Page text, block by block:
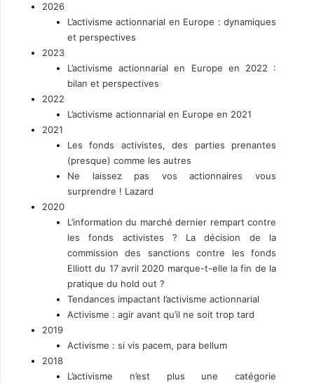
2026
L’activisme actionnarial en Europe : dynamiques
et perspectives
2023
L’activisme actionnarial en Europe en 2022 :
bilan et perspectives
2022
L’activisme actionnarial en Europe en 2021
2021
Les fonds activistes, des parties prenantes
(presque) comme les autres
Ne laissez pas vos actionnaires vous
surprendre ! Lazard
2020
L’information du marché dernier rempart contre
les fonds activistes ? La décision de la
commission des sanctions contre les fonds
Elliott du 17 avril 2020 marque-t-elle la fin de la
pratique du hold out ?
Tendances impactant l’activisme actionnarial
Activisme : agir avant qu’il ne soit trop tard
2019
Activisme : si vis pacem, para bellum
2018
L’activisme n’est plus une catégorie